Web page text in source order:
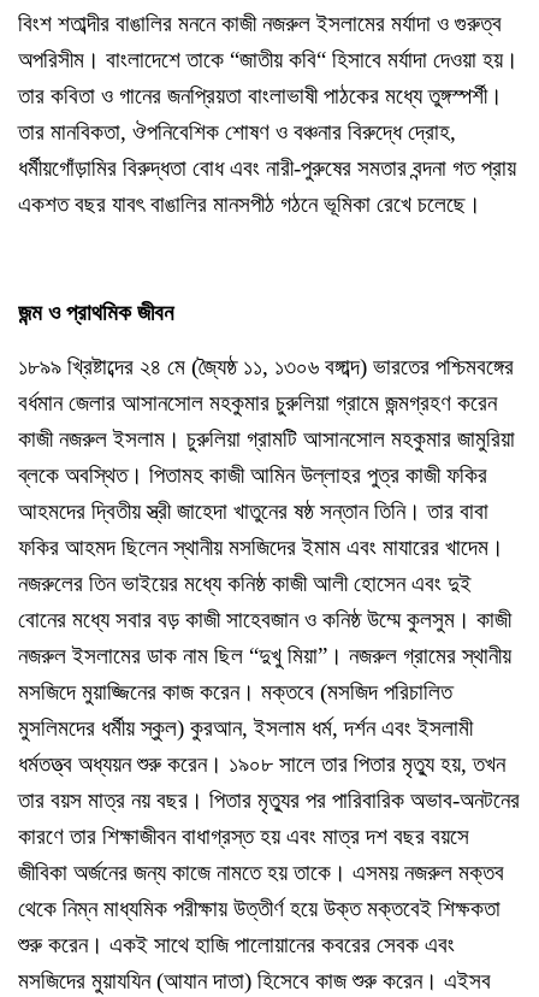
বিংশ শতাব্দীর বাঙালির মননে কাজী নজরুল ইসলামের মর্যাদা ও গুরুত্ব
অপরিসীম। বাংলাদেশে তাকে “জাতীয় কবি“ হিসাবে মর্যাদা দেওয়া হয়।
তার কবিতা ও গানের জনপ্রিয়তা বাংলাভাষী পাঠকের মধ্যে তুঙ্গস্পর্শী।
তার মানবিকতা, ঔপনিবেশিক শোষণ ও বঞ্চনার বিরুদ্ধে দ্রোহ,
ধর্মীয়গোঁড়ামির বিরুদ্ধতা বোধ এবং নারী-পুরুষের সমতার বন্দনা গত প্রায়
একশত বছর যাবৎ বাঙালির মানসপীঠ গঠনে ভূমিকা রেখে চলেছে।
জন্ম ও প্রাথমিক জীবন
১৮৯৯ খ্রিষ্টাব্দের ২৪ মে (জ্যৈষ্ঠ ১১, ১৩০৬ বঙ্গাব্দ) ভারতের পশ্চিমবঙ্গের
বর্ধমান জেলার আসানসোল মহকুমার চুরুলিয়া গ্রামে জন্মগ্রহণ করেন
কাজী নজরুল ইসলাম। চুরুলিয়া গ্রামটি আসানসোল মহকুমার জামুরিয়া
ব্লকে অবস্থিত। পিতামহ কাজী আমিন উল্লাহর পুত্র কাজী ফকির
আহমদের দ্বিতীয় স্ত্রী জাহেদা খাতুনের ষষ্ঠ সন্তান তিনি। তার বাবা
ফকির আহমদ ছিলেন স্থানীয় মসজিদের ইমাম এবং মাযারের খাদেম।
নজরুলের তিন ভাইয়ের মধ্যে কনিষ্ঠ কাজী আলী হোসেন এবং দুই
বোনের মধ্যে সবার বড় কাজী সাহেবজান ও কনিষ্ঠ উম্মে কুলসুম। কাজী
নজরুল ইসলামের ডাক নাম ছিল “দুখু মিয়া”। নজরুল গ্রামের স্থানীয়
মসজিদে মুয়াজ্জিনের কাজ করেন। মক্তবে (মসজিদ পরিচালিত
মুসলিমদের ধর্মীয় স্কুল) কুরআন, ইসলাম ধর্ম, দর্শন এবং ইসলামী
ধর্মতত্ত্ব অধ্যয়ন শুরু করেন। ১৯০৮ সালে তার পিতার মৃত্যু হয়, তখন
তার বয়স মাত্র নয় বছর। পিতার মৃত্যুর পর পারিবারিক অভাব-অনটনের
কারণে তার শিক্ষাজীবন বাধাগ্রস্ত হয় এবং মাত্র দশ বছর বয়সে
জীবিকা অর্জনের জন্য কাজে নামতে হয় তাকে। এসময় নজরুল মক্তব
থেকে নিম্ন মাধ্যমিক পরীক্ষায় উত্তীর্ণ হয়ে উক্ত মক্তবেই শিক্ষকতা
শুরু করেন। একই সাথে হাজি পালোয়ানের কবরের সেবক এবং
মসজিদের মুয়াযযিন (আযান দাতা) হিসেবে কাজ শুরু করেন। এইসব